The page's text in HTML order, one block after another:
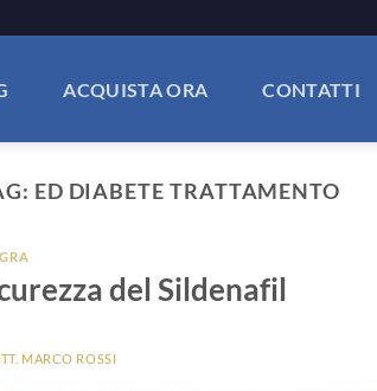
ACQUISTA ORA CONTATTI
ED DIABETE TRATTAMENTO
del Sildenafil
MARCO ROSSI